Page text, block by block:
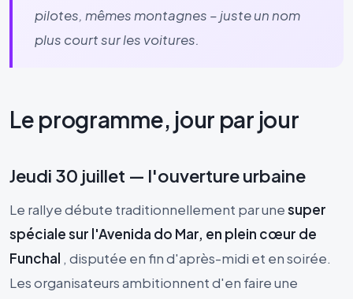
pilotes, mêmes montagnes – juste un nom
plus court sur les voitures.
Le programme, jour par jour
Jeudi 30 juillet — l'ouverture urbaine
Le rallye débute traditionnellement par unesuper
spéciale sur l'Avenida do Mar, en plein cœur de
Funchal , disputée en fin d'après-midi et en soirée.
Les organisateurs ambitionnent d'en faire une